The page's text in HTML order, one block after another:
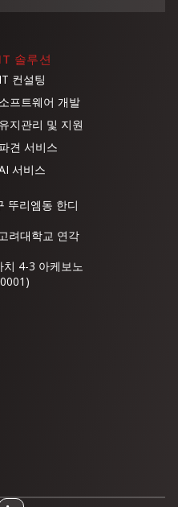
IT 솔루션
IT 컨설팅
소프트웨어 개발
유지관리 및 지원
견 서비스
서비스
뚜리엠동 한디
려대학교 연각
치 4-3 아케보노